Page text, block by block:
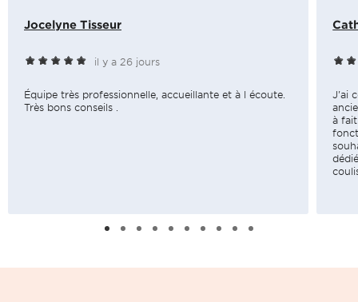
Jocelyne Tisseur
il y a 26 jours
Équipe très professionnelle, accueillante et à l écoute.
Très bons conseils .
J'ai
à